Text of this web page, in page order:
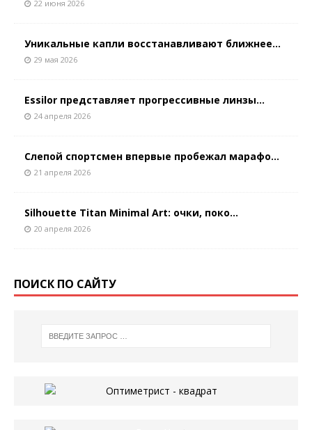
22 июня 2026
Уникальные капли восстанавливают ближнее...
29 мая 2026
Essilor представляет прогрессивные линзы...
24 апреля 2026
Слепой спортсмен впервые пробежал марафо...
21 апреля 2026
Silhouette Titan Minimal Art: очки, поко...
20 апреля 2026
ПОИСК ПО САЙТУ